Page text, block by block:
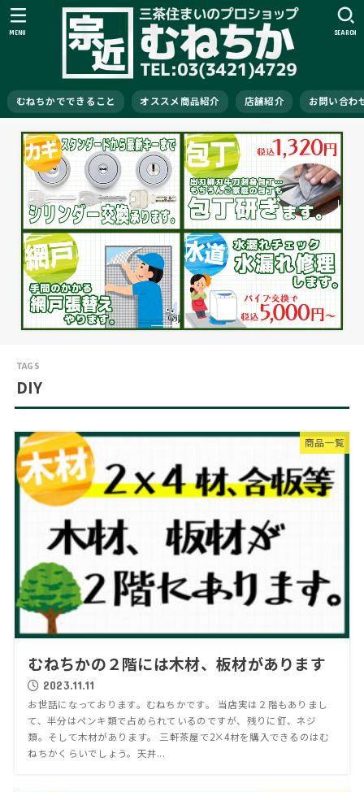
むねちかでできること オススメ商品紹介 店舗紹介 お問い合わ
SEARCH
MENU
DIY
商品一覧
むねちかの２階には木材、板材があります
2023.11.11
お世話になっております。むねちかです。 当店実は２階もありまし
て、半分はペンキ類で占められているのですが、残りに釘、ネジ
類。そして木材があります。 三軒茶屋で2×4材を購入できるのはむ
ねちかくらいでしょう。天井...